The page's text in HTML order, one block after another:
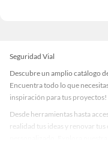
Seguridad Vial
Descubre un amplio catálogo
Encuentra todo lo que
inspiración para tus proyectos!
Desde herramientas hasta
realidad tus ideas y renovar